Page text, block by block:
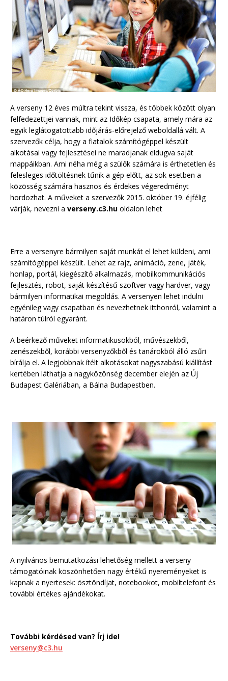
A verseny 12 éves múltra tekint vissza, és többek között olyan
felfedezettjei vannak, mint az Időkép csapata, amely mára az
egyik leglátogatottabb időjárás-előrejelző weboldallá vált. A
szervezők célja, hogy a fiatalok számítógéppel készült
alkotásai vagy fejlesztései ne maradjanak eldugva saját
mappáikban. Ami néha még a szülők számára is érthetetlen és
felesleges időtöltésnek tűnik a gép előtt, az sok esetben a
közösség számára hasznos és érdekes végeredményt
hordozhat. A műveket a szervezők 2015. október 19. éjfélig
várják, nevezni a verseny.c3.hu oldalon lehet
Erre a versenyre bármilyen saját munkát el lehet küldeni, ami
számítógéppel készült. Lehet az rajz, animáció, zene, játék,
honlap, portál, kiegészítő alkalmazás, mobilkommunikációs
fejlesztés, robot, saját készítésű szoftver vagy hardver, vagy
bármilyen informatikai megoldás. A versenyen lehet indulni
egyénileg vagy csapatban és nevezhetnek itthonról, valamint a
határon túlról egyaránt.
A beérkező műveket informatikusokból, művészekből,
zenészekből, korábbi versenyzőkből és tanárokból álló zsűri
bírálja el. A legjobbnak ítélt alkotásokat nagyszabású kiállítást
kertében láthatja a nagyközönség december elején az Új
Budapest Galériában, a Bálna Budapestben.
A nyilvános bemutatkozási lehetőség mellett a verseny
támogatóinak köszönhetően nagy értékű nyereményeket is
kapnak a nyertesek: ösztöndíjat, notebookot, mobiltelefont és
további értékes ajándékokat.
További kérdésed van? Írj ide!
verseny@c3.hu